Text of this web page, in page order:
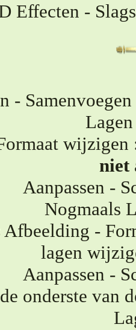
Effecten -
-
niet
Aanpassen -
Nogmaals
Afbeelding -
lagen
Aanpassen -
onderste van